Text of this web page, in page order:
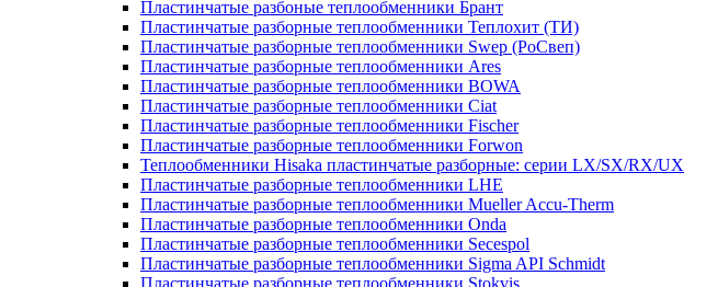
Пластинчатые разбоные теплообменники Брант
Пластинчатые разборные теплообменники Теплохит (ТИ)
Пластинчатые разборные теплообменники Swep (РоСвеп)
Пластинчатые разборные теплообменники Ares
Пластинчатые разборные теплообменники BOWA
Пластинчатые разборные теплообменники Ciat
Пластинчатые разборные теплообменники Fischer
Пластинчатые разборные теплообменники Forwon
Теплообменники Hisaka пластинчатые разборные: серии LX/SX/RX/UX
Пластинчатые разборные теплообменники LHE
Пластинчатые разборные теплообменники Mueller Accu-Therm
Пластинчатые разборные теплообменники Onda
Пластинчатые разборные теплообменники Secespol
Пластинчатые разборные теплообменники Sigma API Schmidt
Пластинчатые разборные теплообменники Stokvis